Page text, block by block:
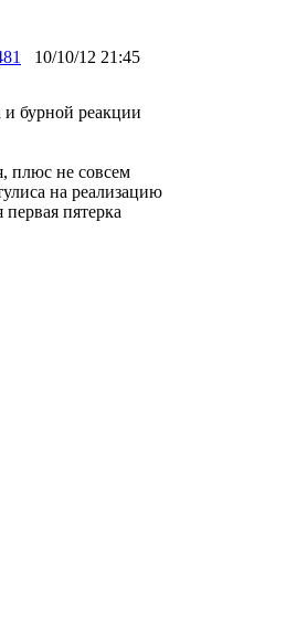
10/10/12 21:45
и бурной реакции
плюс не совсем
на реализацию
пятерка